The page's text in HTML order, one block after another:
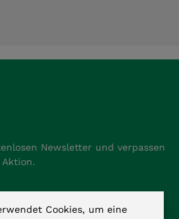
Newsletter und verpassen
Cookies, um eine